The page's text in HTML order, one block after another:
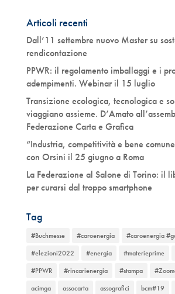
Articoli recenti
Dall’11 settembre nuovo Master su
rendicontazione
PPWR: il regolamento imballaggi e i
adempimenti. Webinar il 15 luglio
Transizione ecologica, tecnologica e
viaggiano assieme. D’Amato
Federazione Carta e Grafica
“Industria, competitività e bene
con Orsini il 25 giugno a Roma
La Federazione al Salone di Torino: il
per curarsi dal troppo smartphone
Tag
#Buchmesse #caroenergia
#caroenergia
#elezioni2022
#energia #materieprime
#PPWR
#rincarienergia #stampa
acimga
assocarta assografici bcm#19